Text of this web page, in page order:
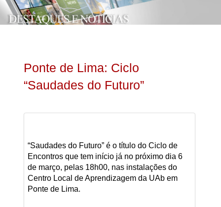
Ponte de Lima: Ciclo
“Saudades do Futuro”
“Saudades do Futuro” é o título do Ciclo de
Encontros que tem início já no próximo dia 6
de março, pelas 18h00, nas instalações do
Centro Local de Aprendizagem da UAb em
Ponte de Lima.